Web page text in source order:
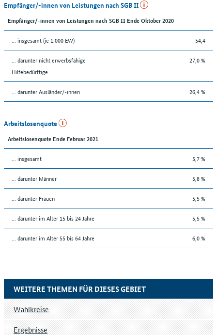
Empfänger/-innen von Leistungen nach SGB II
Empfänger/-innen von Leistungen nach SGB II Ende Oktober 2020
... insgesamt (je 1.000 EW) 54,4
... darunter nicht erwerbsfähige
Hilfebedürftige
27,0 %
... darunter Ausländer/-innen 26,4 %
Arbeitslosenquote
Arbeitslosenquote Ende Februar 2021
... insgesamt 5,7 %
... darunter Männer 5,8 %
... darunter Frauen 5,5 %
... darunter im Alter 15 bis 24 Jahre 5,5 %
... darunter im Alter 55 bis 64 Jahre 6,0 %
WEITERE THEMEN FÜR DIESES GEBIET
Wahlkreise
Ergebnisse